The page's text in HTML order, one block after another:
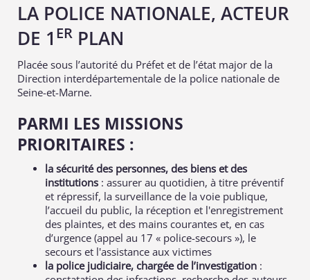
LA POLICE NATIONALE, ACTEUR
DE 1 ER PLAN
Placée sous l’autorité du Préfet et de l’état major de la
Direction interdépartementale de la police nationale de
Seine-et-Marne.
PARMI LES MISSIONS
PRIORITAIRES :
la sécurité des personnes, des biens et des
institutions : assurer au quotidien, à titre préventif
et répressif, la surveillance de la voie publique,
l’accueil du public, la réception et l'enregistrement
des plaintes, et des mains courantes et, en cas
d’urgence (appel au 17 « police-secours »), le
secours et l'assistance aux victimes
la police judiciaire, chargée de l’investigation :